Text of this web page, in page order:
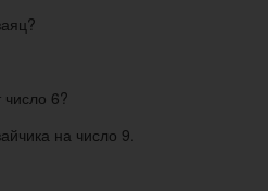
число 6?
на число 9.